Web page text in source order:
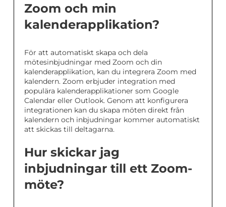
Zoom och min
kalenderapplikation?
För att automatiskt skapa och dela
mötesinbjudningar med Zoom och din
kalenderapplikation, kan du integrera Zoom med
kalendern. Zoom erbjuder integration med
populära kalenderapplikationer som Google
Calendar eller Outlook. Genom att konfigurera
integrationen kan du skapa möten direkt från
kalendern och inbjudningar kommer automatiskt
att skickas till deltagarna.
Hur skickar jag
inbjudningar till ett Zoom-
möte?